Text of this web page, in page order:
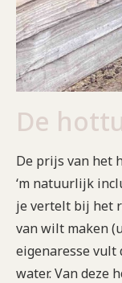
De
De prijs van het
‘m natuurlijk
je vertelt bij het
van wilt maken
eigenaresse vult
water. Van deze